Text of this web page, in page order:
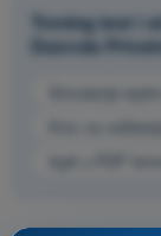
Trening test i
Dozvola
Simulacija
Kviz za